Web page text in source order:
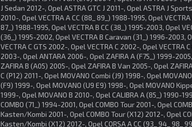
J Sedan 2012-, Opel ASTRA GTC J 2011-, Opel ASTRA J
2010-, Opel VECTRA A CC (88_ 89_) 1988-1995, Opel VECTRA
87_) 1988-1995, Opel VECTRA B CC (38_) 1995-2003, Opel
(36_) 1995-2002, Opel VECTRA B Caravan (31_) 1996-2003,
VECTRA C GTS 2002-, Opel VECTRA C 2002-, Opel VECTRA
2003-, Opel ANTARA 2006-, Opel ZAFIRA A (F75_) 1999-
ZAFIRA B (A05) 2005-, Opel ZAFIRA B Van 2005-, Opel
C (P12) 2011-, Opel MOVANO Combi (J9) 1998-, Opel
(F9) 1999-, Opel MOVANO (U9 E9) 1998-, Opel MOVANO
1999-, Opel MOVANO B 2010-, Opel CALIBRA A (85_) 1990-
COMBO (71_) 1994-2001, Opel COMBO Tour 2001-, Opel
Kasten/Kombi 2001-, Opel COMBO Tour (X12) 2012-, Opel
Kasten/Kombi (X12) 2012-, Opel CORSA A CC (93_ 94_ 98_